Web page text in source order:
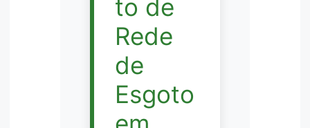
to de
Rede
de
Esgoto